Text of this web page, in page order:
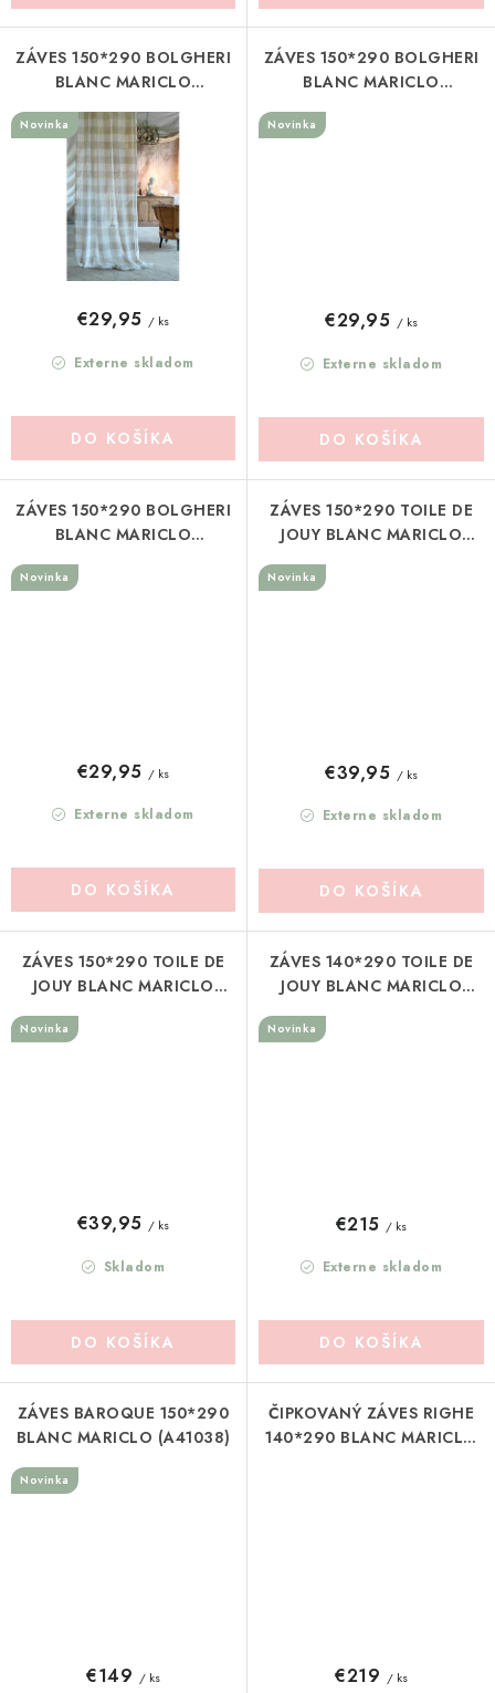
ZÁVES 150*290 BOLGHERI
BLANC MARICLO
(A4100999BG)
Novinka
Externe skladom
€29,95 / ks
DO KOŠÍKA
ZÁVES 150*290 BOLGHERI
BLANC MARICLO
(A4100999AZ)
Novinka
Externe skladom
€29,95 / ks
DO KOŠÍKA
ZÁVES 150*290 BOLGHERI
BLANC MARICLO
Novinka
Externe skladom
€29,95 / ks
DO KOŠÍKA
ZÁVES 150*290 TOILE DE
JOUY BLANC MARICLO
Novinka
Externe skladom
€39,95 / ks
DO KOŠÍKA
ZÁVES 150*290 TOILE DE
JOUY BLANC MARICLO
(A4100899BG)
Novinka
Skladom
€39,95 / ks
DO KOŠÍKA
ZÁVES 140*290 TOILE DE
JOUY BLANC MARICLO
Novinka
Externe skladom
€215 / ks
DO KOŠÍKA
ZÁVES BAROQUE 150*290
BLANC MARICLO (A41038)
Novinka
€149 / ks
ČIPKOVANÝ ZÁVES RIGHE
140*290 BLANC MARICLO
€219 / ks